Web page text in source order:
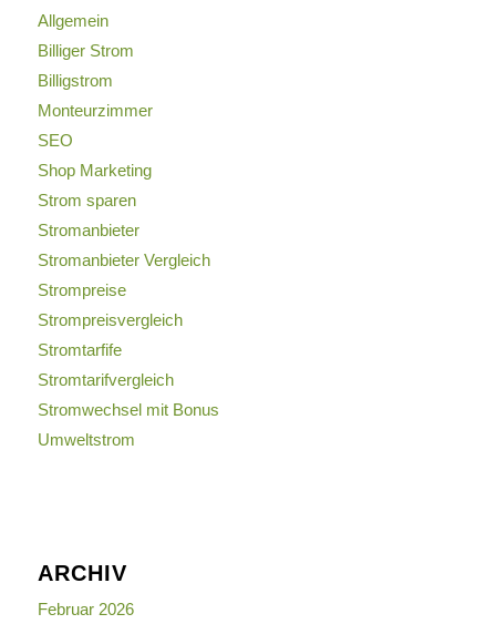
Allgemein
Billiger Strom
Billigstrom
Monteurzimmer
SEO
Shop Marketing
Strom sparen
Stromanbieter
Stromanbieter Vergleich
Strompreise
Strompreisvergleich
Stromtarfife
Stromtarifvergleich
Stromwechsel mit Bonus
Umweltstrom
ARCHIV
Februar 2026